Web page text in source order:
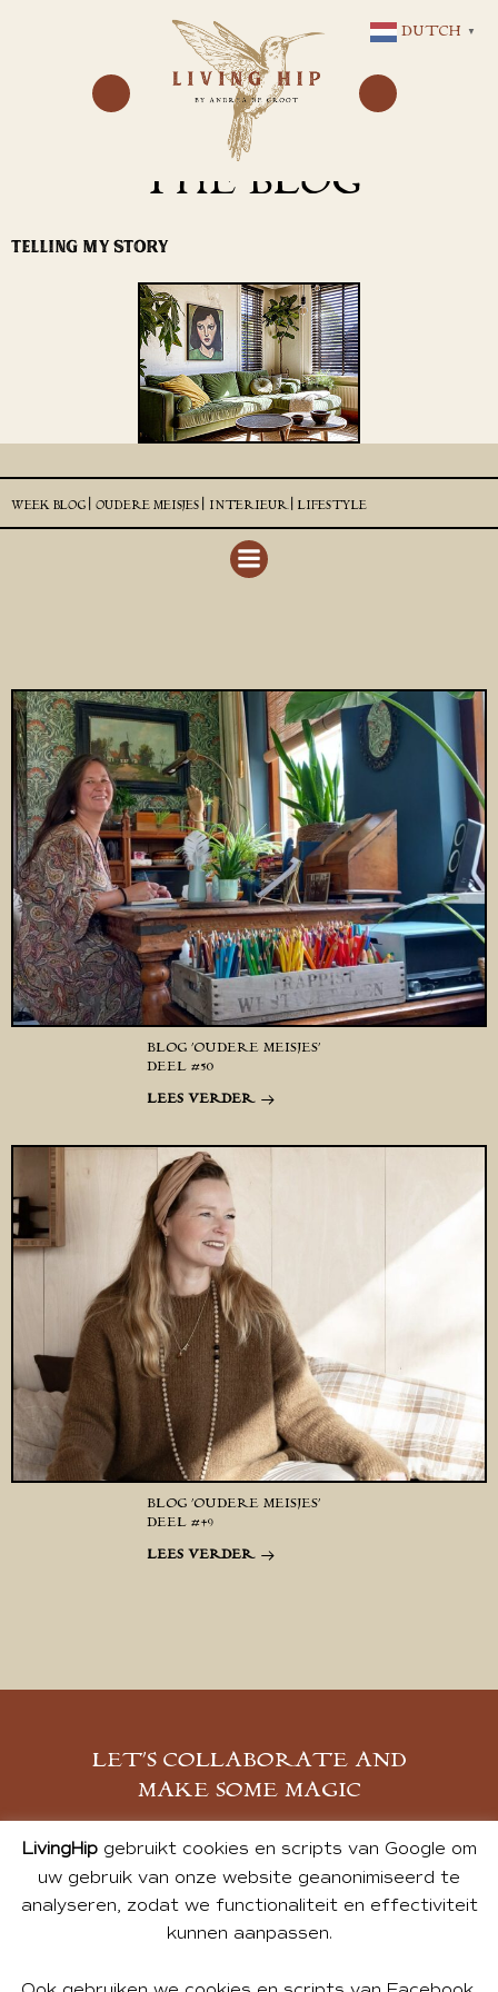
NAAR
DE
INHOUD
THE BLOG
TELLING MY STORY
WEEK BLOG | OUDERE MEISJES | INTERIEUR | LIFESTYLE
BLOG ‘OUDERE MEISJES’
DEEL #50
LEES VERDER
BLOG ‘OUDERE MEISJES’
DEEL #49
LEES VERDER
LET’S COLLABORATE AND
MAKE SOME MAGIC
MELD JE AAN
LivingHipgebruikt cookies en scripts van Google om
uw gebruik van onze website geanonimiseerd te
analyseren, zodat we functionaliteit en effectiviteit
kunnen aanpassen.
DUTCH ▼